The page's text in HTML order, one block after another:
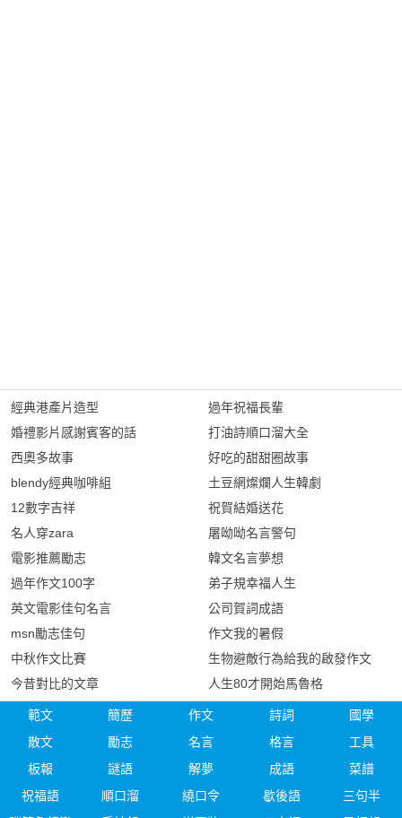
經典港產片造型
婚禮影片感謝賓客的話
西奧多故事
blendy經典咖啡組
12數字吉祥
名人穿zara
電影推薦勵志
過年作文100字
英文電影佳句名言
msn勵志佳句
中秋作文比賽
今昔對比的文章
過年祝福長輩
打油詩順口溜大全
好吃的甜甜圈故事
土豆網燦爛人生韓劇
祝賀結婚送花
屠呦呦名言警句
韓文名言夢想
弟子規幸福人生
公司賀詞成語
作文我的暑假
生物避敵行為給我的啟發作文
人生80才開始馬魯格
範文 簡歷 作文 詩詞
國學
散文
勵志 名言 格言
工具
板報
謎語 解夢 成語
菜譜
祝福語
順口溜 繞口令 歇後語
三句半